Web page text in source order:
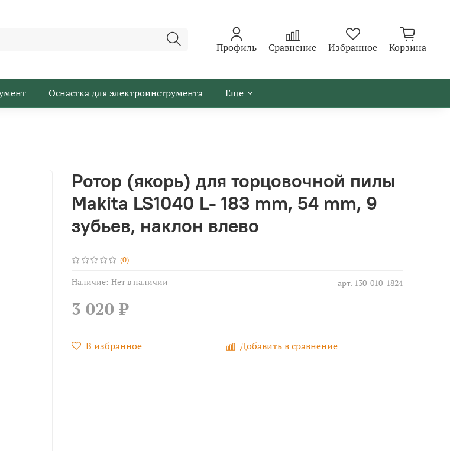
Профиль Сравнение Избранное Корзина
Оснастка для электроинструмента Еще
(0)
арт. 130-010-1824
Наличие: Нет в наличии
Ротор (якорь) для торцовочной пилы
Makita LS1040 L- 183 mm, 54 mm, 9
зубьев, наклон влево
3 020 ₽
В избранное Добавить в сравнение